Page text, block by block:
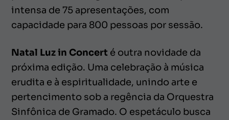
intensa de 75 apresentações, com
capacidade para 800 pessoas por sessão.
Natal Luz in Concert é outra novidade da
próxima edição. Uma celebração à música
erudita e à espiritualidade, unindo arte e
pertencimento sob a regência da Orquestra
Sinfônica de Gramado. O espetáculo busca